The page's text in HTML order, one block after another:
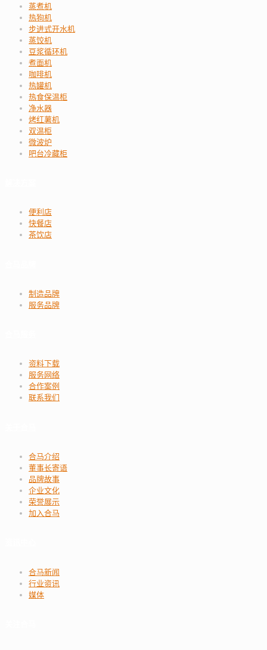
蒸煮机
热狗机
步进式开水机
蒸饺机
豆浆循环机
煮面机
咖啡机
热罐机
热食保温柜
净水器
烤红薯机
双温柜
微波炉
吧台冷藏柜
便利店
快餐店
茶饮店
制造品牌
服务品牌
资料下载
服务网络
合作案例
联系我们
合马介绍
董事长寄语
品牌故事
企业文化
荣誉展示
加入合马
合马新闻
行业资讯
媒体